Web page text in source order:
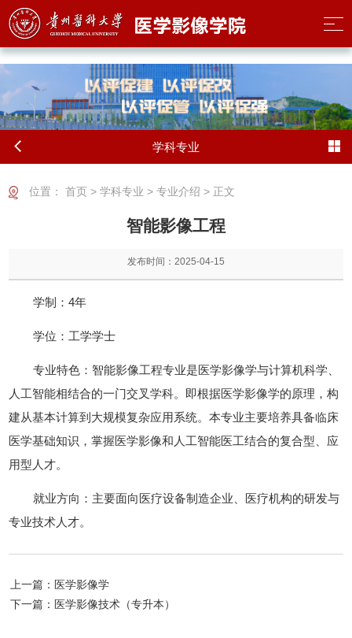
2026世界杯(FIFA World Cup) - 官方中文网站
学科专业
位置：首页 >学科专业 >专业介绍 > 正文
智能影像工程
发布时间：2025-04-15
学制：4年
学位：工学学士
专业特色：智能影像工程专业是医学影像学与计算机科学、
人工智能相结合的一门交叉学科。即根据医学影像学的原理，构
建从基本计算到大规模复杂应用系统。本专业主要培养具备临床
医学基础知识，掌握医学影像和人工智能医工结合的复合型、应
用型人才。
就业方向：主要面向医疗设备制造企业、医疗机构的研发与
专业技术人才。
上一篇：医学影像学
下一篇：医学影像技术（专升本）